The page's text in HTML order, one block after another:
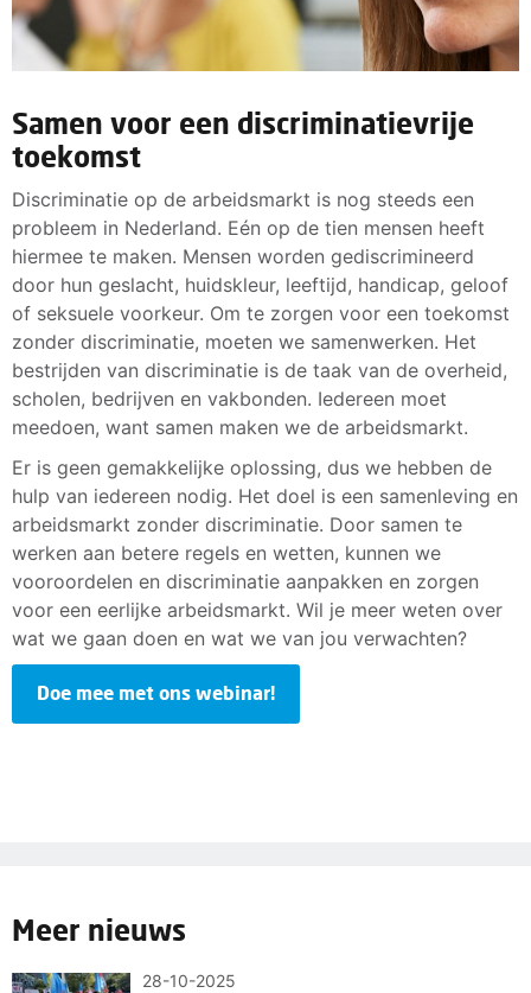
Samen voor een discriminatievrije
toekomst
Discriminatie op de arbeidsmarkt is nog steeds een
probleem in Nederland. Eén op de tien mensen heeft
hiermee te maken. Mensen worden gediscrimineerd
door hun geslacht, huidskleur, leeftijd, handicap, geloof
of seksuele voorkeur. Om te zorgen voor een toekomst
zonder discriminatie, moeten we samenwerken. Het
bestrijden van discriminatie is de taak van de overheid,
scholen, bedrijven en vakbonden. Iedereen moet
meedoen, want samen maken we de arbeidsmarkt.
Er is geen gemakkelijke oplossing, dus we hebben de
hulp van iedereen nodig. Het doel is een samenleving en
arbeidsmarkt zonder discriminatie. Door samen te
werken aan betere regels en wetten, kunnen we
vooroordelen en discriminatie aanpakken en zorgen
voor een eerlijke arbeidsmarkt. Wil je meer weten over
wat we gaan doen en wat we van jou verwachten?
Doe mee met ons webinar!
Meer nieuws
28-10-2025